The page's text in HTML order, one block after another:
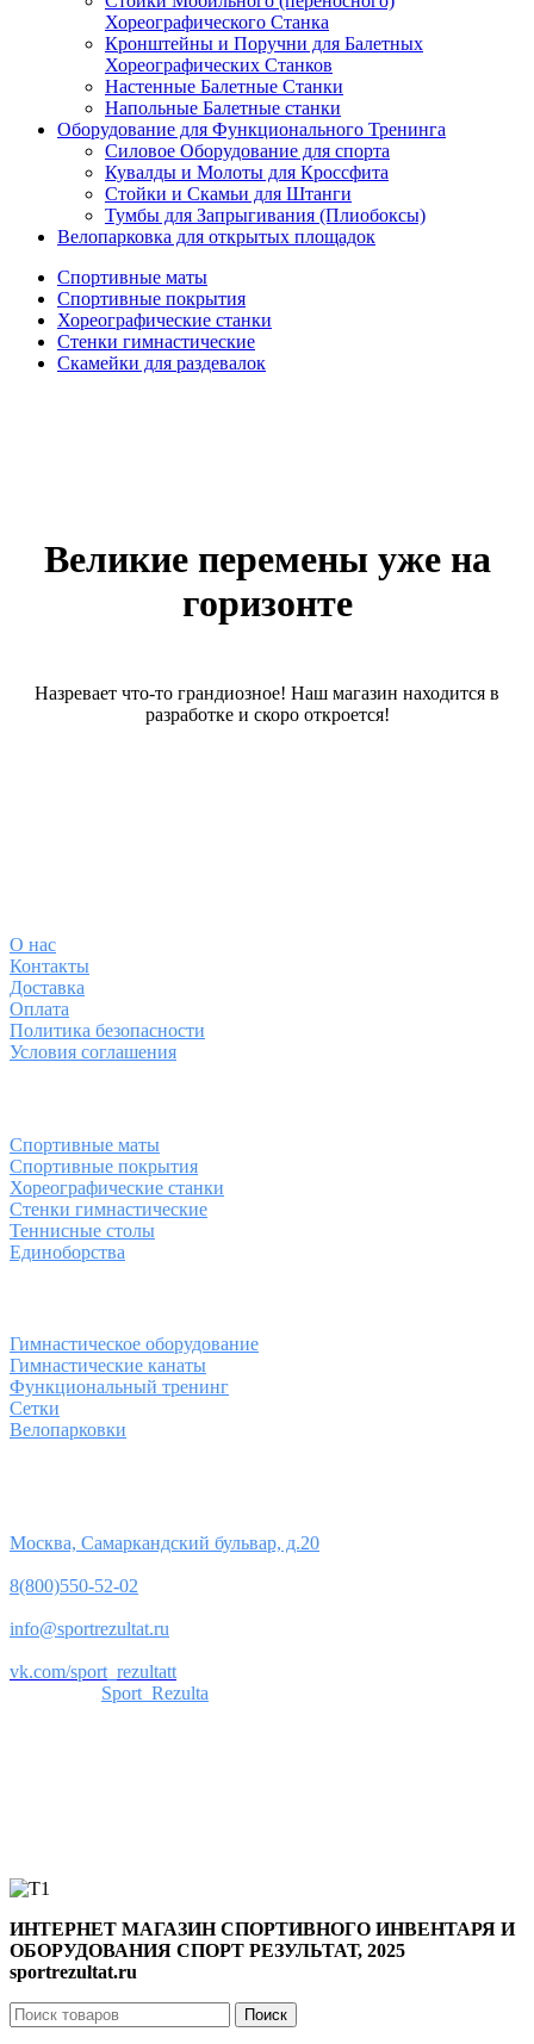
Хореографического Станка
Кронштейны и Поручни для Балетных
Хореографических Станков
Настенные Балетные Станки
Напольные Балетные станки
Оборудование для Функционального Тренинга
Силовое Оборудование для спорта
Кувалды и Молоты для Кроссфита
Стойки и Скамьи для Штанги
Тумбы для Запрыгивания (Плиобоксы)
Велопарковка для открытых площадок
Спортивные маты
Спортивные покрытия
Хореографические станки
Стенки гимнастические
Скамейки для раздевалок
Великие перемены уже на
горизонте
Назревает что-то грандиозное! Наш магазин находится в
разработке и скоро откроется!
О нас
Контакты
Доставка
Оплата
Политика безопасности
Условия соглашения
Спортивные маты
Спортивные покрытия
Хореографические станки
Стенки гимнастические
Теннисные столы
Единоборства
Гимнастическое оборудование
Гимнастические канаты
Функциональный тренинг
Сетки
Велопарковки
Москва, Самаркандский бульвар, д.20
8(800)550-52-02
info@sportrezultat.ru
vk.com/sport_rezultatt
Sport_Rezulta
ИНТЕРНЕТ МАГАЗИН СПОРТИВНОГО ИНВЕНТАРЯ И
ОБОРУДОВАНИЯ СПОРТ РЕЗУЛЬТАТ, 2025
sportrezultat.ru
Поиск